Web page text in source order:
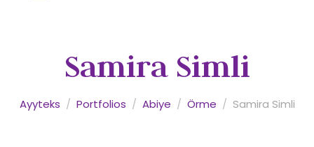
Samira Simli
Ayyteks / Portfolios / Abiye / Örme / Samira Simli